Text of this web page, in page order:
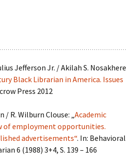
Jefferson Jr. / Akilah S. Nosakhere
Black Librarian in America. Issues
Press 2012
/ R. Wilburn Clouse: „Academic
of employment opportunities.
advertisements“. In: Behavioral
6 (1988) 3+4, S. 139 – 166